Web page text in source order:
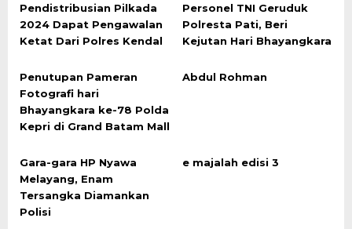
Pendistribusian Pilkada
2024 Dapat Pengawalan
Ketat Dari Polres Kendal
Personel TNI Geruduk
Polresta Pati, Beri
Kejutan Hari Bhayangkara
Penutupan Pameran
Fotografi hari
Bhayangkara ke-78 Polda
Kepri di Grand Batam Mall
Abdul Rohman
Gara-gara HP Nyawa
Melayang, Enam
Tersangka Diamankan
Polisi
e majalah edisi 3